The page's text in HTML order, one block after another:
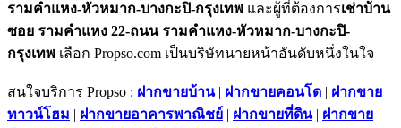
รามคำแหง-หัวหมาก-บางกะปิ-กรุงเทพ และผู้ที่ต้องการเช่าบ้าน
ซอย รามคำแหง 22-ถนน รามคำแหง-หัวหมาก-บางกะปิ-
กรุงเทพ เลือก Propso.com เป็นบริษัทนายหน้าอันดับหนึ่งในใจ
สนใจบริการ Propso : ฝากขายบ้าน| ฝากขายคอนโด | ฝากขาย
ทาวน์โฮม | ฝากขายอาคารพาณิชย์ | ฝากขายที่ดิน| ฝากขาย